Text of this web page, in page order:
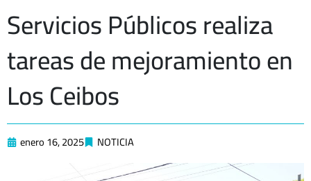
Servicios Públicos realiza
tareas de mejoramiento en
Los Ceibos
enero 16, 2025 NOTICIA